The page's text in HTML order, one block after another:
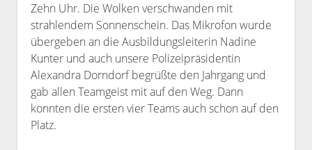
Zehn Uhr. Die Wolken verschwanden mit
strahlendem Sonnenschein. Das Mikrofon wurde
übergeben an die Ausbildungsleiterin Nadine
Kunter und auch unsere Polizeipräsidentin
Alexandra Dorndorf begrüßte den Jahrgang und
gab allen Teamgeist mit auf den Weg. Dann
konnten die ersten vier Teams auch schon auf den
Platz.